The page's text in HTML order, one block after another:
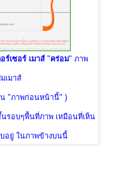
อร์เซอร์ เมาส์ "คร่อม" ภาพ
เมาส์
"ภาพก่อนหน้านี้" )
รอบๆพื้นที่ภาพ เหมือนที่เห็น
อยู่ ในภาพข้างบนนี้